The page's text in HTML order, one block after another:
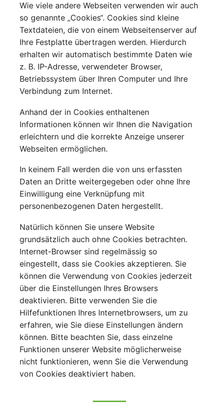
Wie viele andere Webseiten verwenden wir auch
so genannte „Cookies“. Cookies sind kleine
Textdateien, die von einem Webseitenserver auf
Ihre Festplatte übertragen werden. Hierdurch
erhalten wir automatisch bestimmte Daten wie
z. B. IP-Adresse, verwendeter Browser,
Betriebssystem über Ihren Computer und Ihre
Verbindung zum Internet.
Anhand der in Cookies enthaltenen
Informationen können wir Ihnen die Navigation
erleichtern und die korrekte Anzeige unserer
Webseiten ermöglichen.
In keinem Fall werden die von uns erfassten
Daten an Dritte weitergegeben oder ohne Ihre
Einwilligung eine Verknüpfung mit
personenbezogenen Daten hergestellt.
Natürlich können Sie unsere Website
grundsätzlich auch ohne Cookies betrachten.
Internet-Browser sind regelmässig so
eingestellt, dass sie Cookies akzeptieren. Sie
können die Verwendung von Cookies jederzeit
über die Einstellungen Ihres Browsers
deaktivieren. Bitte verwenden Sie die
Hilfefunktionen Ihres Internetbrowsers, um zu
erfahren, wie Sie diese Einstellungen ändern
können. Bitte beachten Sie, dass einzelne
Funktionen unserer Website möglicherweise
nicht funktionieren, wenn Sie die Verwendung
von Cookies deaktiviert haben.